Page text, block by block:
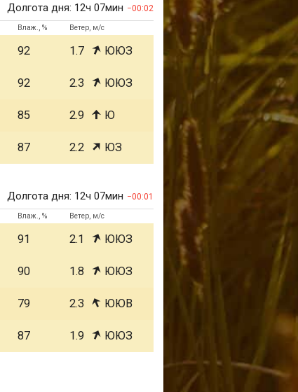
Долгота дня: 12ч 07мин 00:02
Влаж., % Ветер, м/с
92 1.7 ЮЮЗ
92 2.3 ЮЮЗ
85 2.9 Ю
87 2.2 ЮЗ
Долгота дня: 12ч 07мин 00:01
Влаж., % Ветер, м/с
91 2.1 ЮЮЗ
90 1.8 ЮЮЗ
79 2.3 ЮЮВ
87 1.9 ЮЮЗ